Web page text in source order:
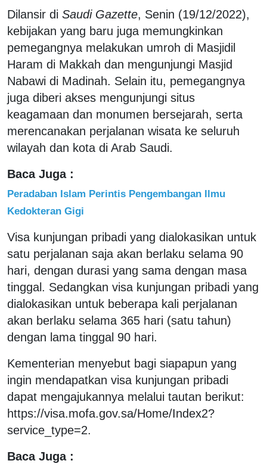
Dilansir di Saudi Gazette, Senin (19/12/2022),
kebijakan yang baru juga memungkinkan
pemegangnya melakukan umroh di Masjidil
Haram di Makkah dan mengunjungi Masjid
Nabawi di Madinah. Selain itu, pemegangnya
juga diberi akses mengunjungi situs
keagamaan dan monumen bersejarah, serta
merencanakan perjalanan wisata ke seluruh
wilayah dan kota di Arab Saudi.
Baca Juga :
Peradaban Islam Perintis Pengembangan Ilmu
Kedokteran Gigi
Visa kunjungan pribadi yang dialokasikan untuk
satu perjalanan saja akan berlaku selama 90
hari, dengan durasi yang sama dengan masa
tinggal. Sedangkan visa kunjungan pribadi yang
dialokasikan untuk beberapa kali perjalanan
akan berlaku selama 365 hari (satu tahun)
dengan lama tinggal 90 hari.
Kementerian menyebut bagi siapapun yang
ingin mendapatkan visa kunjungan pribadi
dapat mengajukannya melalui tautan berikut:
https://visa.mofa.gov.sa/Home/Index2?
service_type=2.
Baca Juga :